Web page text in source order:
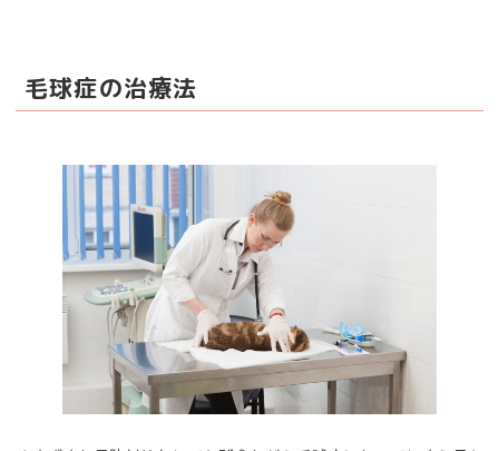
毛球症の治療法